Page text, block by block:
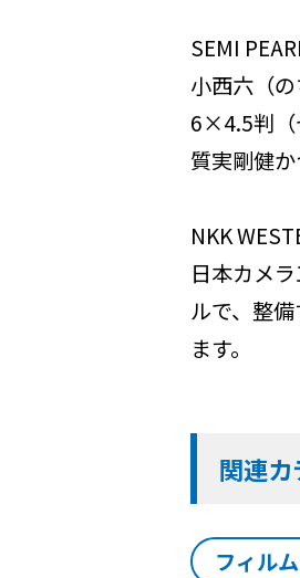
SEMI
小西六（
6×4.5判（
質実剛健か
NKK
日本カメ
ルで、整
ます。
関連
フィル